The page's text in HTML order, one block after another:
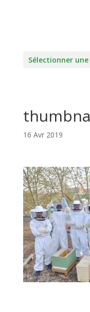
Sélectionner
16 Avr 2019